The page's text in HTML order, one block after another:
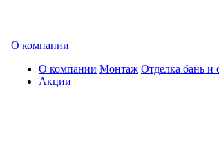
О компании
О компании
Акции
Монтаж Отделка бань и